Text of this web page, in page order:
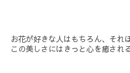
お花が好きな人はもちろん、それ
この美しさにはきっと心を癒され